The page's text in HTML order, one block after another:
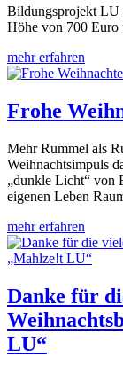
Bildungsprojekt LU
Höhe von 700 Euro
mehr erfahren
Frohe
Mehr Rummel als
Weihnachtsimpuls
„dunkle Licht“ von
eigenen Leben
mehr erfahren
Danke für
LU“